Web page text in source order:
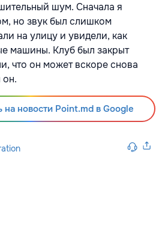
шум. Сначала я
но звук был слишком
на улицу и увидели, как
машины. Клуб был закрыт
что он может вскоре снова
он.
новости Point.md в Google